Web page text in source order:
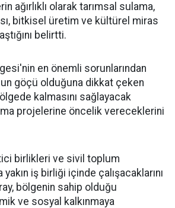
ağırlıklı olarak tarımsal sulama,
bitkisel üretim ve kültürel miras
belirtti.
en önemli sorunlarından
göçü olduğuna dikkat çeken
kalmasını sağlayacak
projelerine öncelik vereceklerini
birlikleri ve sivil toplum
yakın iş birliği içinde çalışacaklarını
bölgenin sahip olduğu
ve sosyal kalkınmaya